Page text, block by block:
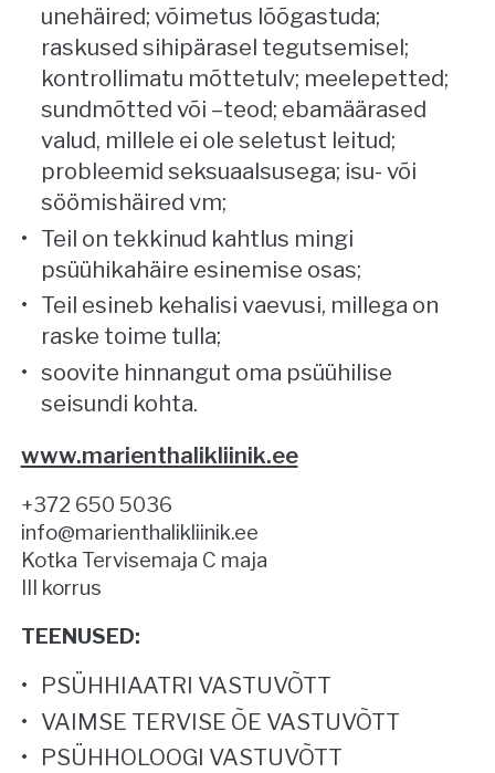
unehäired; võimetus lõõgastuda;
raskused sihipärasel tegutsemisel;
kontrollimatu mõttetulv; meelepetted;
sundmõtted või –teod; ebamäärased
valud, millele ei ole seletust leitud;
probleemid seksuaalsusega; isu- või
söömishäired vm;
Teil on tekkinud kahtlus mingi
psüühikahäire esinemise osas;
Teil esineb kehalisi vaevusi, millega on
raske toime tulla;
soovite hinnangut oma psüühilise
seisundi kohta.
www.marienthalikliinik.ee
+372 650 5036
info@marienthalikliinik.ee
Kotka Tervisemaja C maja
III korrus
TEENUSED:
PSÜHHIAATRI VASTUVÕTT
VAIMSE TERVISE ÕE VASTUVÕTT
PSÜHHOLOOGI VASTUVÕTT